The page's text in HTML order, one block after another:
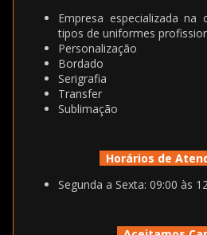
Empresa especializada
tipos de uniformes
Personalização
Bordado
Serigrafia
Transfer
Sublimação
Horários de
Segunda a Sexta: 09:00 às